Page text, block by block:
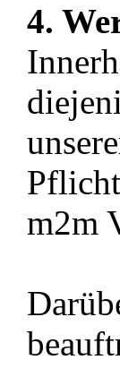
4.
m2m